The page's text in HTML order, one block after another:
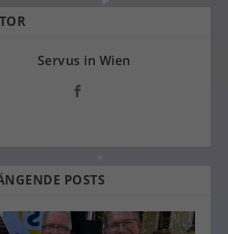
Servus in Wien
POSTS